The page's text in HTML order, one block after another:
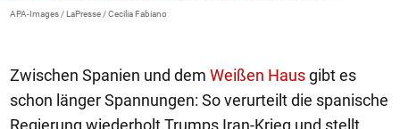
APA-Images / LaPresse / Cecilia Fabiano
Zwischen Spanien und dem Weißen Hausgibt es
schon länger Spannungen: So verurteilt die spanische
Regierung wiederholt Trumps Iran-Krieg und stellt